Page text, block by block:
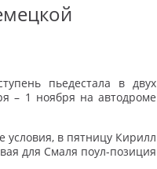
пьедестала в двух
– 1 ноября на автодроме
в пятницу Кирилл
для Смаля поул-позиция